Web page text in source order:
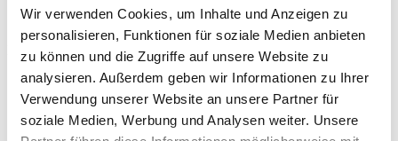
Wir verwenden Cookies, um Inhalte und Anzeigen zu
personalisieren, Funktionen für soziale Medien anbieten
zu können und die Zugriffe auf unsere Website zu
analysieren. Außerdem geben wir Informationen zu Ihrer
Verwendung unserer Website an unsere Partner für
soziale Medien, Werbung und Analysen weiter. Unsere
High Speed Dispense System
Die Flip Chip Bonder
CoS Die Bonder: Hochpräzises Chip-on-Substrate Bonding
AMICRA NOVA - Die Bonder und Flip Chip Bonder
AMICRA NANO - Die Bonder und Flip Chip Bonder